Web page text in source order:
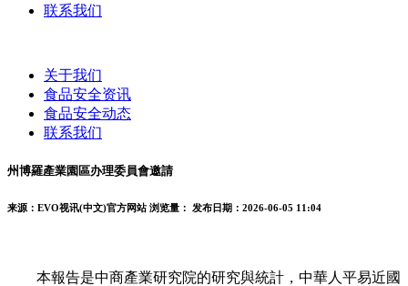
联系我们
关于我们
食品安全资讯
食品安全动态
联系我们
州博羅產業園區办理委員會邀請
来源：EVO视讯(中文)官方网站 浏览量： 发布日期：2026-06-05 11:04
本報告是中商產業研究院的研究與統計，中華人平易近國